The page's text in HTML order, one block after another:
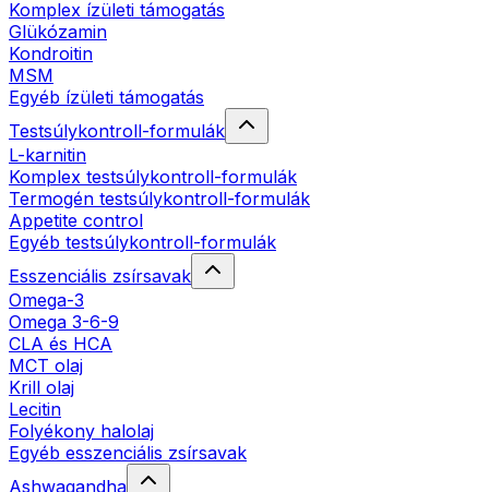
Komplex ízületi támogatás
Glükózamin
Kondroitin
MSM
Egyéb ízületi támogatás
Testsúlykontroll-formulák
L-karnitin
Komplex testsúlykontroll-formulák
Termogén testsúlykontroll-formulák
Appetite control
Egyéb testsúlykontroll-formulák
Esszenciális zsírsavak
Omega-3
Omega 3-6-9
CLA és HCA
MCT olaj
Krill olaj
Lecitin
Folyékony halolaj
Egyéb esszenciális zsírsavak
Ashwagandha